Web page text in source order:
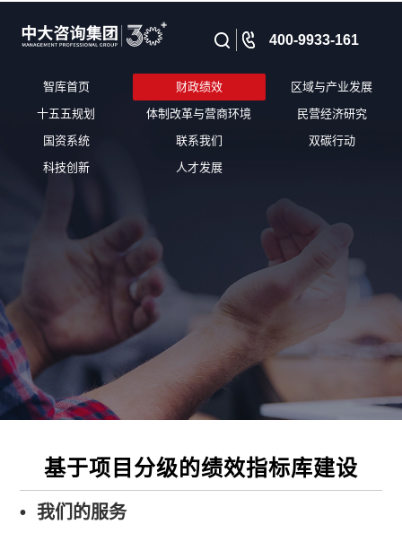
智库首页 财政绩效
区域与产业发展
十五五规划
体制改革与营商环境
民营经济研究
国资系统
联系我们
双碳行动
科技创新
人才发展
400-9933-161
基于项目分级的绩效指标库建设
• 我们的服务